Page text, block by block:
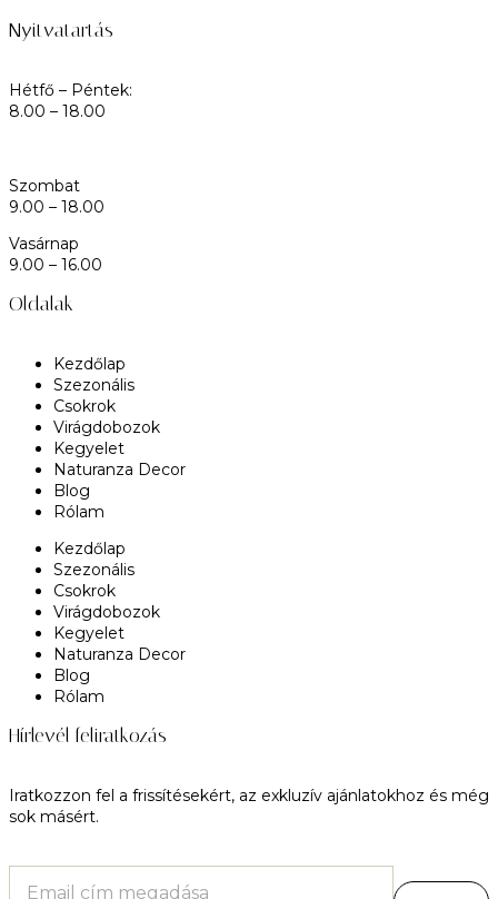
Nyitvatartás
Hétfő – Péntek:
8.00 – 18.00
Szombat
9.00 – 18.00
Vasárnap
9.00 – 16.00
Oldalak
Kezdőlap
Szezonális
Csokrok
Virágdobozok
Kegyelet
Naturanza Decor
Blog
Rólam
Kezdőlap
Szezonális
Csokrok
Virágdobozok
Kegyelet
Naturanza Decor
Blog
Rólam
Hírlevél feliratkozás
Iratkozzon fel a frissítésekért, az exkluzív ajánlatokhoz és még
sok másért.